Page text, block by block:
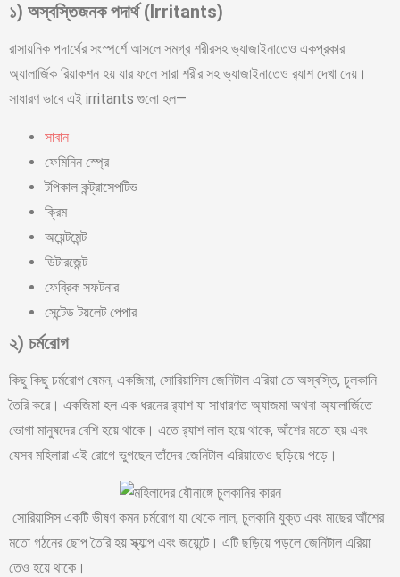
১) অস্বস্তিজনক পদার্থ (Irritants)
রাসায়নিক পদার্থের সংস্পর্শে আসলে সমগ্র শরীরসহ ভ্যাজাইনাতেও একপ্রকার
অ্যালার্জিক রিয়াকশন হয় যার ফলে সারা শরীর সহ ভ্যাজাইনাতেও র‍্যাশ দেখা দেয়।
সাধারণ ভাবে এই irritants গুলো হল—
সাবান
ফেমিনিন স্প্রে
টপিকাল কন্ট্রাসেপটিভ
ক্রিম
অয়েন্টমেন্ট
ডিটারজেন্ট
ফেব্রিক সফটনার
সেন্টেড টয়লেট পেপার
২) চর্মরোগ
কিছু কিছু চর্মরোগ যেমন, একজিমা, সোরিয়াসিস জেনিটাল এরিয়া তে অস্বস্তি, চুলকানি
তৈরি করে। একজিমা হল এক ধরনের র‍্যাশ যা সাধারণত অ্যাজমা অথবা অ্যালার্জিতে
ভোগা মানুষদের বেশি হয়ে থাকে। এতে র‍্যাশ লাল হয়ে থাকে, আঁশের মতো হয় এবং
যেসব মহিলারা এই রোগে ভুগছেন তাঁদের জেনিটাল এরিয়াতেও ছড়িয়ে পড়ে।
সোরিয়াসিস একটি ভীষণ কমন চর্মরোগ যা থেকে লাল, চুলকানি যুক্ত এবং মাছের আঁশের
মতো গঠনের ছোপ তৈরি হয় স্ক্যাল্প এবং জয়েন্টে। এটি ছড়িয়ে পড়লে জেনিটাল এরিয়া
তেও হয়ে থাকে।